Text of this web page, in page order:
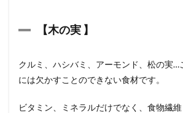
【木の実 】
クルミ、ハシバミ、アーモンド、松の実…
には欠かすことのできない食材です。
ビタミン、ミネラルだけでなく、食物繊